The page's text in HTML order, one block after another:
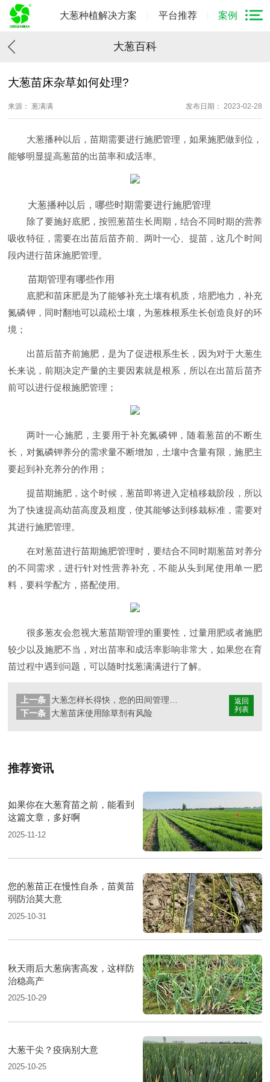
大葱种植解决方案 平台推荐 案例
大葱百科
大葱苗床杂草如何处理?
来源： 葱满满 发布日期： 2023-02-28
大葱播种以后，苗期需要进行施肥管理，如果施肥做到位，
能够明显提高葱苗的出苗率和成活率。
大葱播种以后，哪些时期需要进行施肥管理
除了要施好底肥，按照葱苗生长周期，结合不同时期的营养
吸收特征，需要在出苗后苗齐前、两叶一心、提苗，这几个时间
段内进行苗床施肥管理。
苗期管理有哪些作用
底肥和苗床肥是为了能够补充土壤有机质，培肥地力，补充
氮磷钾，同时翻地可以疏松土壤，为葱株根系生长创造良好的环
境；
出苗后苗齐前施肥，是为了促进根系生长，因为对于大葱生
长来说，前期决定产量的主要因素就是根系，所以在出苗后苗齐
前可以进行促根施肥管理；
两叶一心施肥，主要用于补充氮磷钾，随着葱苗的不断生
长，对氮磷钾养分的需求量不断增加，土壤中含量有限，施肥主
要起到补充养分的作用；
提苗期施肥，这个时候，葱苗即将进入定植移栽阶段，所以
为了快速提高幼苗高度及粗度，使其能够达到移栽标准，需要对
其进行施肥管理。
在对葱苗进行苗期施肥管理时，要结合不同时期葱苗对养分
的不同需求，进行针对性营养补充，不能从头到尾使用单一肥
料，要科学配方，搭配使用。
很多葱友会忽视大葱苗期管理的重要性，过量用肥或者施肥
较少以及施肥不当，对出苗率和成活率影响非常大，如果您在育
苗过程中遇到问题，可以随时找葱满满进行了解。
返回
列表
上一条
下一条
大葱苗床使用除草剂有风险
推荐资讯
如果你在大葱育苗之前，能看到
这篇文章，多好啊
2025-11-12
您的葱苗正在慢性自杀，苗黄苗
弱防治莫大意
2025-10-31
秋天雨后大葱病害高发，这样防
治稳高产
2025-10-29
大葱干尖？疫病别大意
2025-10-25